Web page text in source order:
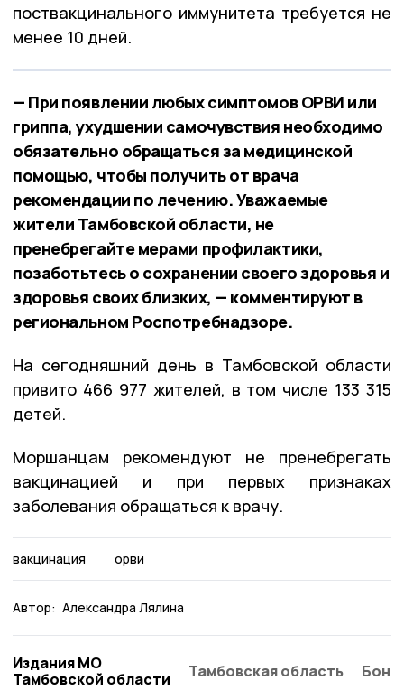
поствакцинального иммунитета требуется не
менее 10 дней.
— При появлении любых симптомов ОРВИ или
гриппа, ухудшении самочувствия необходимо
обязательно обращаться за медицинской
помощью, чтобы получить от врача
рекомендации по лечению. Уважаемые
жители Тамбовской области, не
пренебрегайте мерами профилактики,
позаботьтесь о сохранении своего здоровья и
здоровья своих близких, — комментируют в
региональном Роспотребнадзоре.
На сегодняшний день в Тамбовской области
привито 466 977 жителей, в том числе 133 315
детей.
Моршанцам рекомендуют не пренебрегать
вакцинацией и при первых признаках
заболевания обращаться к врачу.
вакцинация орви
Автор: Александра Лялина
Издания МО
Тамбовской области
Тамбовская область